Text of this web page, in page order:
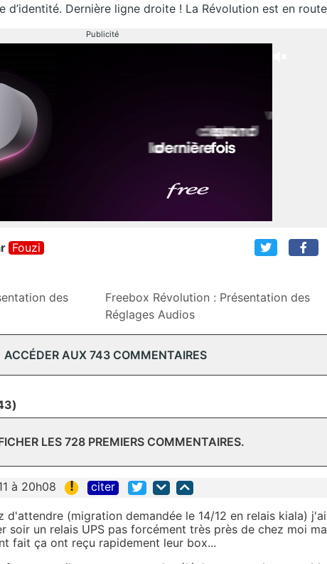
d’identité. Dernière ligne droite ! La Révolution est en
Publicité
Fouzi
des
Freebox Révolution : Présentation des
Réglages Audios
ACCÉDER AUX 743 COMMENTAIRES
LES 728 PREMIERS COMMENTAIRES.
à 20h08 ! citer
d'attendre (migration demandée le 14/12 en relais kiala) j'ai
soir un relais UPS pas forcément très près de chez moi
fait ça ont reçu rapidement leur box...